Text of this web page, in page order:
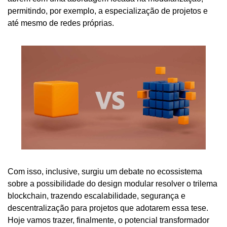
permitindo, por exemplo, a especialização de projetos e
até mesmo de redes próprias.
Com isso, inclusive, surgiu um debate no ecossistema
sobre a possibilidade do design modular resolver o trilema
blockchain, trazendo escalabilidade, segurança e
descentralização para projetos que adotarem essa tese.
Hoje vamos trazer, finalmente, o potencial transformador